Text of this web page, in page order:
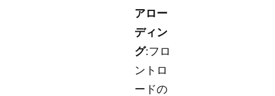
アロー
ディン
グ:フロ
ントロ
ードの